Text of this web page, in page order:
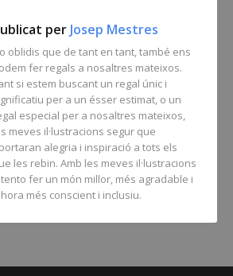
per Josep Mestres
oblidis que de tant en tant, també ens
fer regals a nosaltres mateixos.
si estem buscant un regal únic i
per a un ésser estimat, o un
especial per a nosaltres mateixos,
meves il·lustracions segur que
alegria i inspiració a tots els
les rebin. Amb les meves il·lustracions
fer un món millor, més agradable i
més conscient i inclusiu.